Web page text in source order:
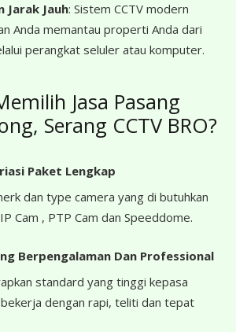
Jarak Jauh: Sistem CCTV modern
Anda memantau properti Anda dari
perangkat seluler atau komputer.
Jasa Pasang
Serang CCTV BRO?
Paket Lengkap
dan type camera yang di butuhkan
Cam , PTP Cam dan Speeddome.
Berpengalaman Dan Professional
standard yang tinggi kepasa
dengan rapi, teliti dan tepat